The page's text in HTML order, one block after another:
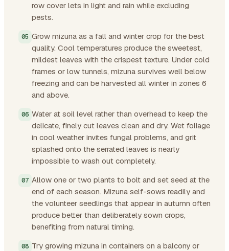
row cover lets in light and rain while excluding
pests.
Grow mizuna as a fall and winter crop for the best
quality. Cool temperatures produce the sweetest,
mildest leaves with the crispest texture. Under cold
frames or low tunnels, mizuna survives well below
freezing and can be harvested all winter in zones 6
and above.
Water at soil level rather than overhead to keep the
delicate, finely cut leaves clean and dry. Wet foliage
in cool weather invites fungal problems, and grit
splashed onto the serrated leaves is nearly
impossible to wash out completely.
Allow one or two plants to bolt and set seed at the
end of each season. Mizuna self-sows readily and
the volunteer seedlings that appear in autumn often
produce better than deliberately sown crops,
benefiting from natural timing.
Try growing mizuna in containers on a balcony or